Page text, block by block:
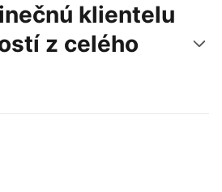
klientelu
z celého